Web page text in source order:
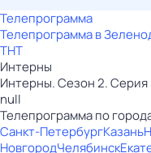
Телепрограмма
Телепрограмма в
ТНТ
Интерны
Интерны. Сезон 2. Серия
null
Телепрограмма по
Санкт-ПетербургКазань
НовгородЧелябинск